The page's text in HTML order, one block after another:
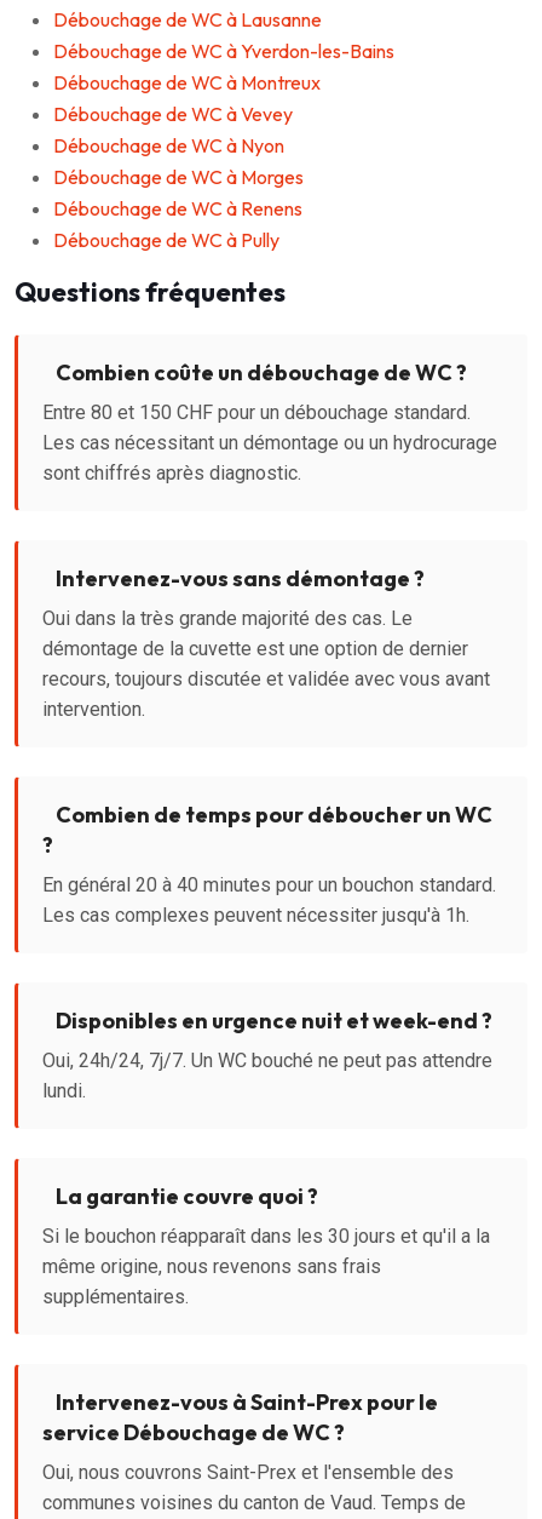
Débouchage de WC à Lausanne
Débouchage de WC à Yverdon-les-Bains
Débouchage de WC à Montreux
Débouchage de WC à Vevey
Débouchage de WC à Nyon
Débouchage de WC à Morges
Débouchage de WC à Renens
Débouchage de WC à Pully
Questions fréquentes
Combien coûte un débouchage de WC ?
Entre 80 et 150 CHF pour un débouchage standard.
Les cas nécessitant un démontage ou un hydrocurage
sont chiffrés après diagnostic.
Intervenez-vous sans démontage ?
Oui dans la très grande majorité des cas. Le
démontage de la cuvette est une option de dernier
recours, toujours discutée et validée avec vous avant
intervention.
Combien de temps pour déboucher un WC
?
En général 20 à 40 minutes pour un bouchon standard.
Les cas complexes peuvent nécessiter jusqu'à 1h.
Disponibles en urgence nuit et week-end ?
Oui, 24h/24, 7j/7. Un WC bouché ne peut pas attendre
lundi.
La garantie couvre quoi ?
Si le bouchon réapparaît dans les 30 jours et qu'il a la
même origine, nous revenons sans frais
supplémentaires.
Intervenez-vous à Saint-Prex pour le
service Débouchage de WC ?
Oui, nous couvrons Saint-Prex et l'ensemble des
communes voisines du canton de Vaud. Temps de